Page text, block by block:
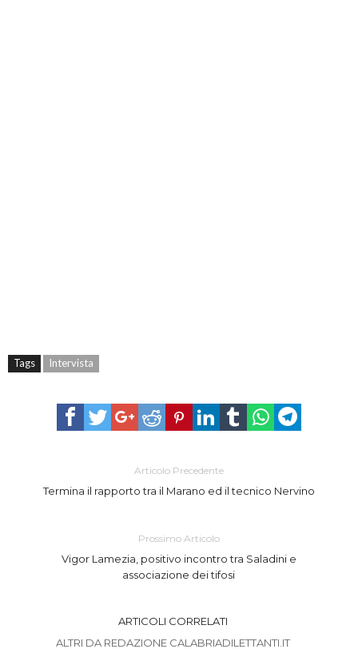
Tags Intervista
Articolo Precedente
Termina il rapporto tra il Marano ed il tecnico Nervino
Prossimo Articolo
Vigor Lamezia, positivo incontro tra Saladini e
associazione dei tifosi
ARTICOLI CORRELATI
ALTRI DA REDAZIONE CALABRIADILETTANTI.IT